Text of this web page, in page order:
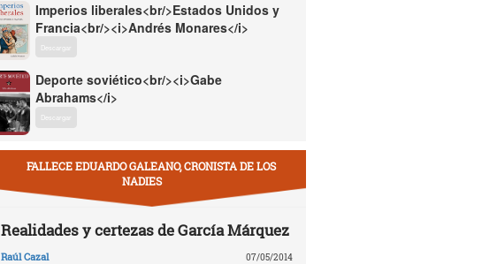
Imperios liberales<br/>Estados Unidos y
Francia<br/><i>Andrés Monares</i>
Descargar
Deporte soviético<br/><i>Gabe
Abrahams</i>
Descargar
FALLECE EDUARDO GALEANO, CRONISTA DE LOS
NADIES
Realidades y certezas de García Márquez
Raúl Cazal 07/05/2014